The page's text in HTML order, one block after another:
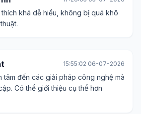
thích khá dễ hiểu, không bị quá khô
15:55:02 06-07-2026
tâm đến các giải pháp công nghệ mà
Có thể giới thiệu cụ thể hơn